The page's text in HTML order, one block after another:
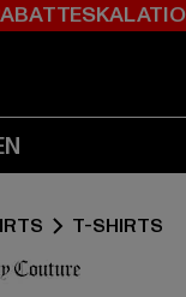
T-SHIRTS